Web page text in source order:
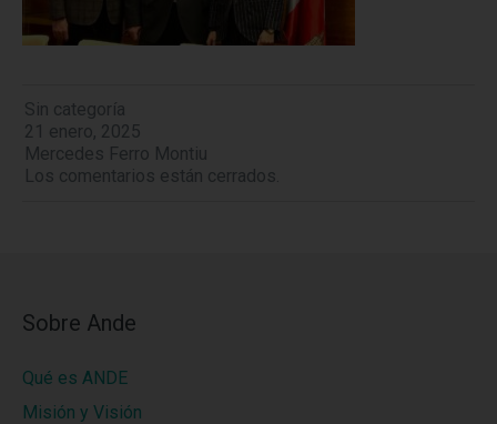
Sin categoría
21 enero, 2025
Mercedes Ferro Montiu
Los comentarios están cerrados.
Sobre Ande
Qué es ANDE
Misión y Visión